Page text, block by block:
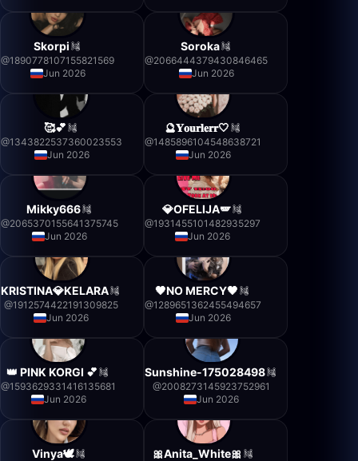
Skorpi
@1890778107155821569
Jun 2026
Soroka
@2066444379430846465
Jun 2026
🥰💕
@1343822537360023553
Jun 2026
🔮𝐘𝐨𝐮𝐫𝐥𝐞𝐫𝐫🤍
@1485896104548638721
Jun 2026
Mikky666
@2065370155641375745
Jun 2026
💎OFELIJA🪽
@1931455101482935297
Jun 2026
KRISTINA💎KELARA
@1912574422191309825
Jun 2026
🖤NO MERCY🖤
@1289651362455494657
Jun 2026
👑 PINK KORGI 💕
@1593629331416135681
Jun 2026
Sunshine-175028498
@2008273145923752961
Jun 2026
Vinya🕊️ 🎀Anita_White🎀